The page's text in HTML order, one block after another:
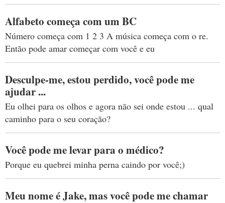
Alfabeto começa com um BC
Número começa com 1 2 3 A música começa com o re.
Então pode amar começar com você e eu
Desculpe-me, estou perdido, você pode me
ajudar ...
Eu olhei para os olhos e agora não sei onde estou ... qual
caminho para o seu coração?
Você pode me levar para o médico?
Porque eu quebrei minha perna caindo por você;)
Meu nome é Jake, mas você pode me chamar